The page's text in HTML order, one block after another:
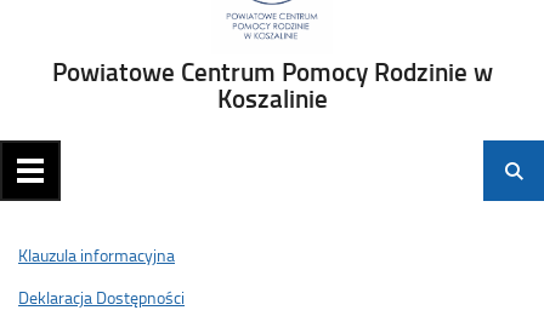
Powiatowe Centrum Pomocy Rodzinie w
Koszalinie
Klauzula informacyjna
Deklaracja Dostępności